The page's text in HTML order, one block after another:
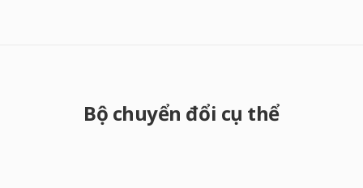
Bộ chuyển đổi cụ thể